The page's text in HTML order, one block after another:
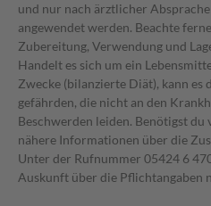
und nur nach ärztlicher
angewendet werden. Beachte
Zubereitung, Verwendung und
Handelt es sich um ein
Zwecke (bilanzierte Diät), kann es
gefährden, die nicht an den
Beschwerden leiden. Benötigst
nähere Informationen über die
Unter der Rufnummer 05424 6
Auskunft über die Pflichtangaben